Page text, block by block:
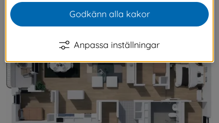
kan hyra av vårt kommunala bostadsbolag
Svenbo.
Godkänn alla kakor
Anpassa inställningar